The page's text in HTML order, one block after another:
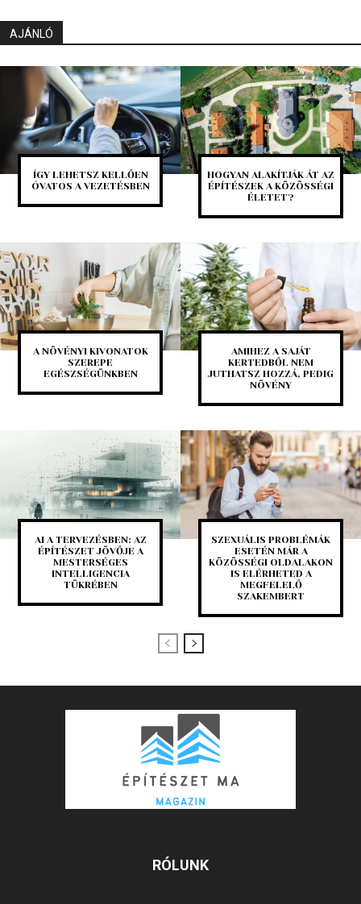
AJÁNLÓ
ÍGY LEHETSZ KELLŐEN
ÓVATOS A VEZETÉSBEN
HOGYAN ALAKÍTJÁK ÁT AZ
ÉPÍTÉSZEK A KÖZÖSSÉGI
ÉLETET?
A NÖVÉNYI KIVONATOK
SZEREPE
EGÉSZSÉGÜNKBEN
AMIHEZ A SAJÁT
KERTEDBŐL NEM
JUTHATSZ HOZZÁ, PEDIG
NÖVÉNY
AI A TERVEZÉSBEN: AZ
ÉPÍTÉSZET JÖVŐJE A
MESTERSÉGES
INTELLIGENCIA
TÜKRÉBEN
SZEXUÁLIS PROBLÉMÁK
ESETÉN MÁR A
KÖZÖSSÉGI OLDALAKON
IS ELÉRHETED A
MEGFELELŐ
SZAKEMBERT
RÓLUNK